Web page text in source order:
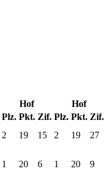
Hof
Hof
Plz. Pkt. Zif. Plz. Pkt. Zif.
2 19 15 2 19 27
1 20 6 1 20 9